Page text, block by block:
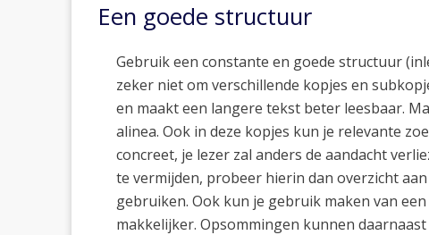
Een goede structuur
Gebruik een constante en goede structuur
zeker niet om verschillende kopjes en
en maakt een langere tekst beter leesbaar.
alinea. Ook in deze kopjes kun je relevante
concreet, je lezer zal anders de aandacht
te vermijden, probeer hierin dan overzicht
gebruiken. Ook kun je gebruik maken van
makkelijker. Opsommingen kunnen